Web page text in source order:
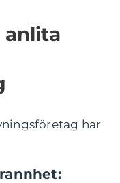
anlita
har